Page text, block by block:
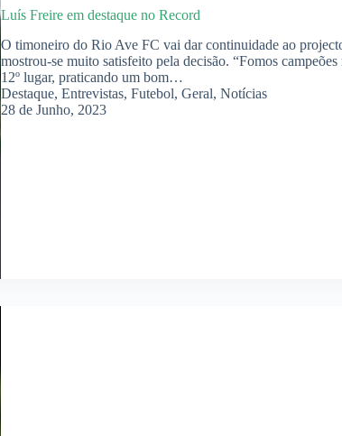
Luís Freire em destaque no Record
O timoneiro do Rio Ave FC vai dar continuidade ao
mostrou-se muito satisfeito pela decisão. “Fomos
12º lugar, praticando um bom…
Destaque,Entrevistas,Futebol,Geral,Notícias
28 de Junho, 2023